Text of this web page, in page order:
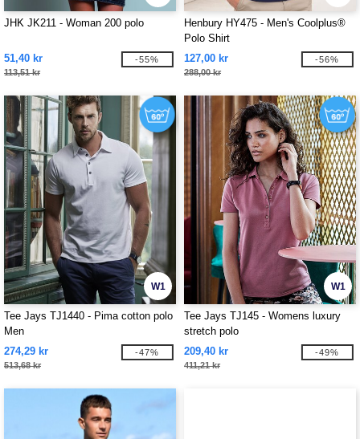
JHK JK211 - Woman 200 polo
51,40 kr
113,51 kr
-55%
Henbury HY475 - Men's Coolplus®
Polo Shirt
127,00 kr
288,00 kr
-56%
W1
Tee Jays TJ1440 - Pima cotton polo
Men
274,29 kr
513,68 kr
-47%
W1
Tee Jays TJ145 - Womens luxury
stretch polo
209,40 kr
411,21 kr
-49%